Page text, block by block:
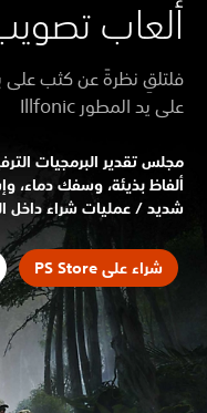
ألعاب
فلتلقِ نظرةً عن كثب على
على يد المطور Illfonic
ألفاظ بذيئة، وسفك دماء،
شديد / عمليات شراء داخل
شراء على PS Store